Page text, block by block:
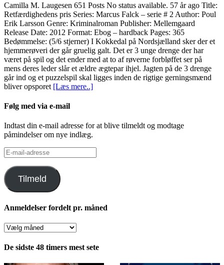
Camilla M. Laugesen 651 Posts No status available. 57 år ago Title:
Retfærdighedens pris Series: Marcus Falck – serie # 2 Author: Poul
Erik Larsson Genre: Kriminalroman Publisher: Mellemgaard
Release Date: 2012 Format: Ebog – hardback Pages: 365
Bedømmelse: (5/6 stjerner) I Kokkedal på Nordsjælland sker der et
hjemmerøveri der går gruelig galt. Det er 3 unge drenge der har
været på spil og det ender med at to af røverne forbløffet ser på
mens deres leder slår et ældre ægtepar ihjel. Jagten på de 3 drenge
går ind og et puzzelspil skal ligges inden de rigtige gerningsmænd
bliver opsporet [Læs mere..]
Følg med via e-mail
Indtast din e-mail adresse for at blive tilmeldt og modtage
påmindelser om nye indlæg.
E-
mail-
adresse
Tilmeld
Anmeldelser fordelt pr. måned
Anmeldelser
pr.
De sidste 48 timers mest sete